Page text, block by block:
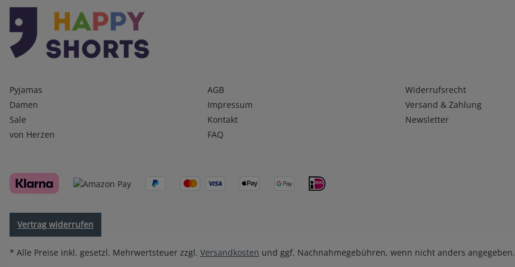
Kategorien
Pyjamas
Damen
Sale
von Herzen
Infos 1
AGB
Impressum
Kontakt
FAQ
Infos 2
Widerrufsrecht
Versand & Zahlung
Newsletter
Vertrag widerrufen
* Alle Preise inkl. gesetzl. Mehrwertsteuer zzgl. Versandkosten und ggf. Nachnahmegebühren, wenn nicht anders angegeben.